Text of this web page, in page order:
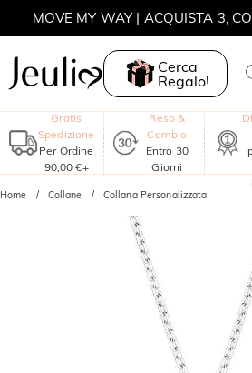
MOVE MY WAY | ACQUISTA 3,
Cerca
Regalo!
Gratis
Spedizione
Per Ordine
90,00 €+
Reso &
Cambio
Entro 30
Giorni
Home Collane Collana Personalizzata